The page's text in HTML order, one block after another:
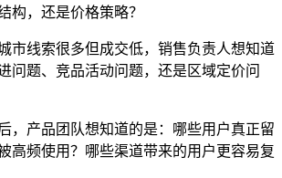
构，还是价格策略？
市线索很多但成交低，销售负责人想知道
问题、竞品活动问题，还是区域定价问
，产品团队想知道的是：哪些用户真正留
高频使用？哪些渠道带来的用户更容易复